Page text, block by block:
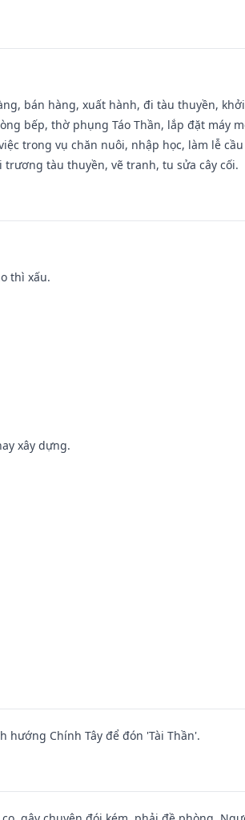
bán hàng, xuất hành, đi tàu thuyền,
bếp, thờ phụng Táo Thần, lắp đặt máy
trong vụ chăn nuôi, nhập học, làm lễ
tàu thuyền, vẽ tranh, tu sửa cây cối.
thì xấu.
xây dựng.
hướng Chính Tây để đón 'Tài Thần'.